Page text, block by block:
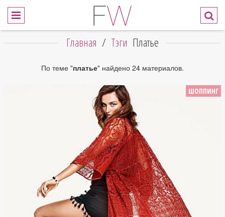
Главная / Тэги Платье
По теме "платье" найдено 24 материалов.
ШОППИНГ